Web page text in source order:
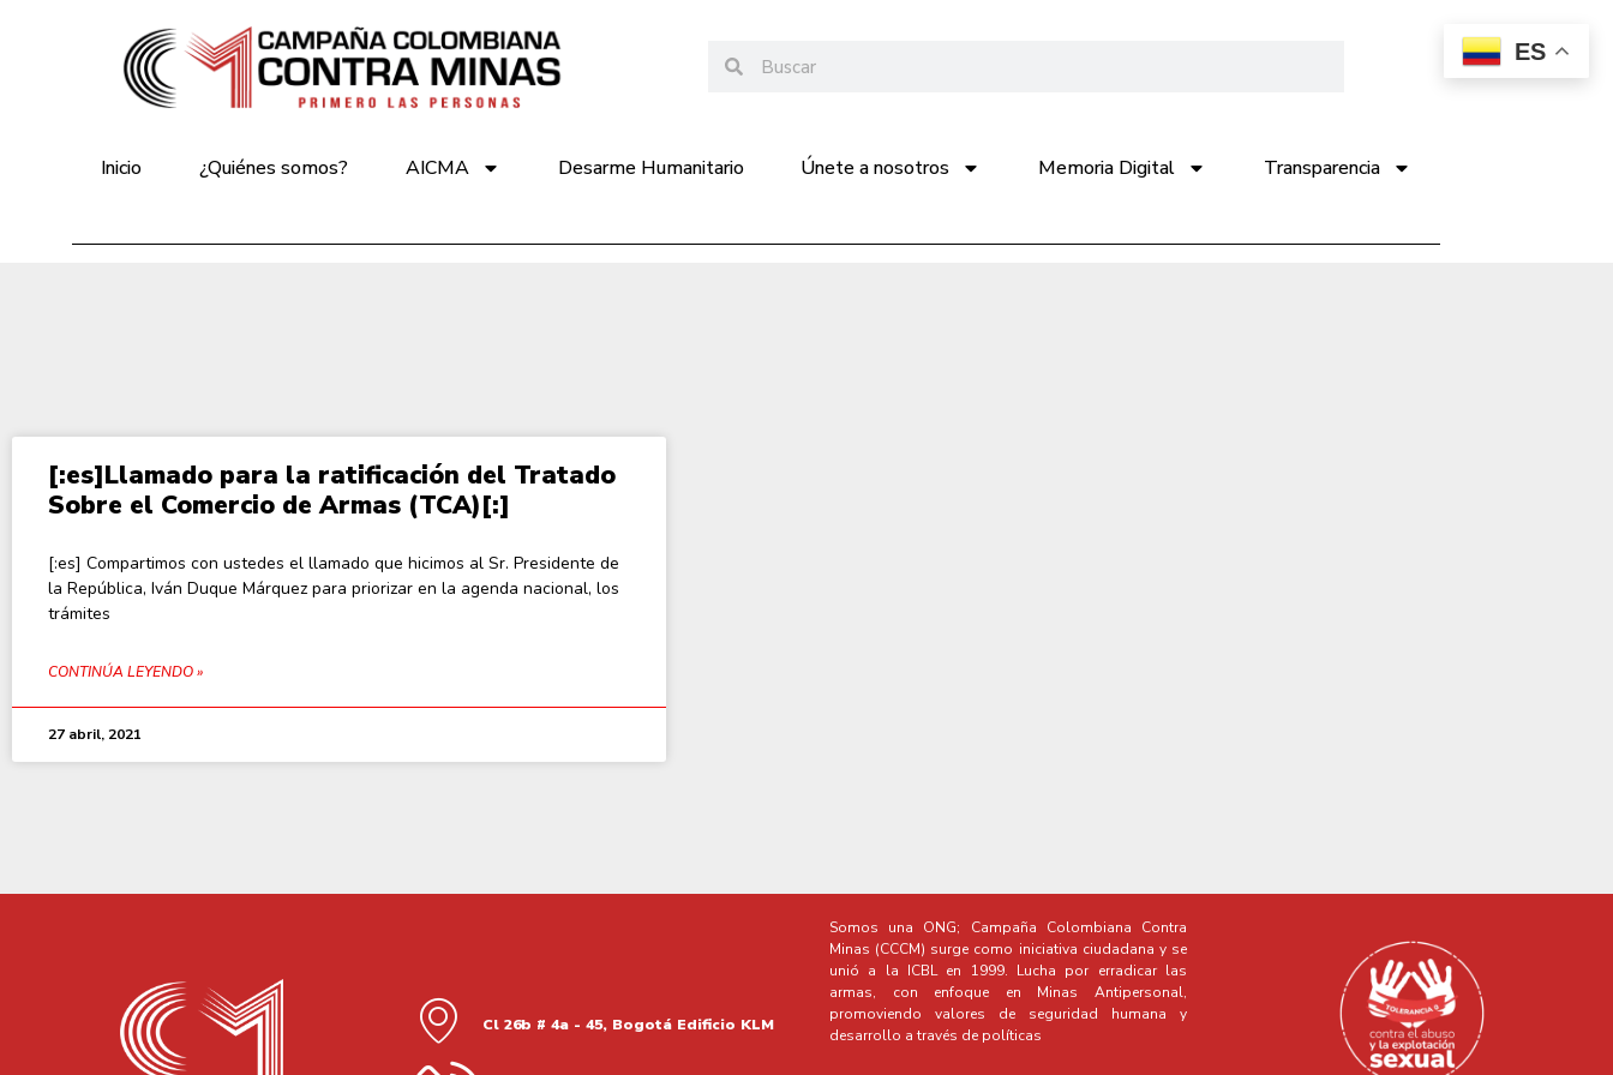
Inicio ¿Quiénes somos? AICMA Desarme Humanitario Únete a nosotros Memoria Digital Transparencia
[:es]Llamado para la ratificación del Tratado
Sobre el Comercio de Armas (TCA)[:]
[:es] Compartimos con ustedes el llamado que hicimos al Sr. Presidente de
la República, Iván Duque Márquez para priorizar en la agenda nacional, los
trámites
CONTINÚA LEYENDO »
27 abril, 2021
Cl 26b # 4a - 45, Bogotá Edificio KLM
Somos una ONG; Campaña Colombiana Contra
Minas (CCCM) surge como iniciativa ciudadana y se
unió a la ICBL en 1999. Lucha por erradicar las
armas, con enfoque en Minas Antipersonal,
promoviendo valores de seguridad humana y
desarrollo a través de políticas
ES